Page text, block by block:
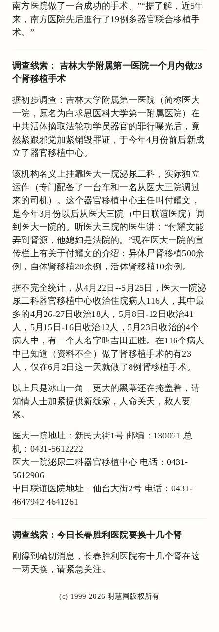
南方医院做了一台成功的手术。”“据了解，近5年
来，南方医院先后進行了19例多器官联合移植手
术。”
调查线索： 吉林大学附属第一医院一个月内做23
个肾移植手术
据初步调查：吉林大学附属第一医院（简称医大
一院，原名为白求恩医科大学第一附属医院）在
中共活体摘取法轮功学员器官的罪行曝光后，竟
然紧跟邪党加紧销毁罪证，于今年4月份前后新成
立了器官移植中心。
该机构名义上挂靠医大一院泌尿二科，实际独立
运作（专门配备了一台车和一名从医大三院调过
来的司机）。这个器官移植中心主任叫付耀文，
是今年3月份以后从医大三院（中日联谊医院）调
到医大一院的。听医大三院的医生讲：“付耀文能
弄到肾源，他媳妇是法院的。”现在医大一院的宣
传栏上有关于付耀文的介绍：异体尸肾移植500余
例，自体肾移植20余例，活体肾移植10余例。
据不完全统计，从4月22日--5月25日，医大一院泌
尿二科器官移植中心收治住院病人116人，其中最
多的4月26-27日收治18人，5月8日-12日收治41
人，5月15日-16日收治12人，5月23日收治的4个
病人中，有一个人名字叫吉田正胜。在116个病人
中已知道（资料不全）做了肾移植手术的有23
人，仅在6月2日这一天就做了8例肾移植手术。
以上只是冰山一角，更大的黑幕还在掩盖着，请
知情人士加紧提供新线索，人命关天，救人要
紧。
医大一院地址：新民大街1号 邮编：130021 总
机：0431-5612222
医大一院泌尿二科器官移植中心 电话：0431-
5612906
中日联谊医院地址：仙台大街2号 电话：0431-
4647942 4641261
调查线索：今日长春胜利医院要换十几个肾
刚得到确切消息，长春胜利医院有十几个肾在这
一两天换，请紧急关注。
(c) 1999-2026 明慧网版权所有